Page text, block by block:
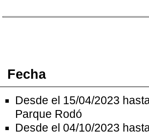
Fecha
Desde el 15/04/2023
Parque Rodó
Desde el 04/10/2023